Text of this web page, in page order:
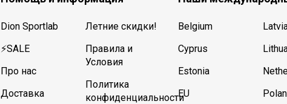
Dion Sportlab
⚡SALE
Про нас
Доставка
Летние скидки!
Правила и
Условия
Политика
конфиденциальности
Belgium
Cyprus
Estonia
EU